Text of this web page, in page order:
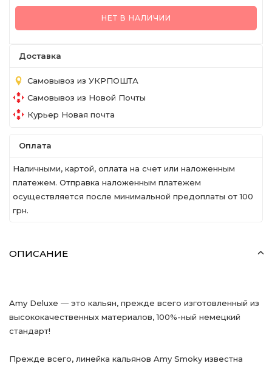
НЕТ В НАЛИЧИИ
Доставка
Самовывоз из УКРПОШТА
Самовывоз из Новой Почты
Курьер Новая почта
Оплата
Наличными, картой, оплата на счет или наложенным
платежем. Отправка наложенным платежем
осуществляется после минимальной предоплаты от 100
грн.
ОПИСАНИЕ
Amy Deluxe ― это кальян, прежде всего изготовленный из
высококачественных материалов, 100%-ный немецкий
стандарт!
Прежде всего, линейка кальянов Amy Smoky известна